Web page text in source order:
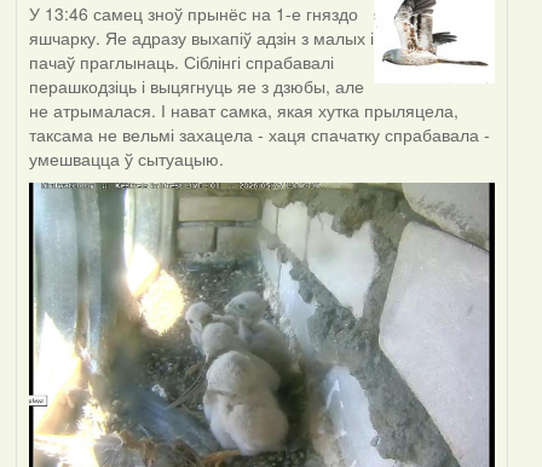
У 13:46 самец зноў прынёс на 1-е гняздо
яшчарку. Яе адразу выхапіў адзін з малых і
пачаў праглынаць. Сіблінгі спрабавалі
перашкодзіць і выцягнуць яе з дзюбы, але
не атрымалася. І нават самка, якая хутка прыляцела,
таксама не вельмі захацела - хаця спачатку спрабавала -
умешвацца ў сытуацыю.